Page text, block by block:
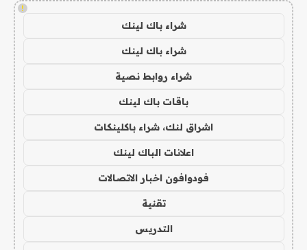
!
شراء باك لينك
شراء باك لينك
شراء روابط نصية
باقات باك لينك
اشراق لنك، شراء باكلينكات
اعلانات الباك لينك
فودوافون اخبار الاتصالات
تقنية
التدريس